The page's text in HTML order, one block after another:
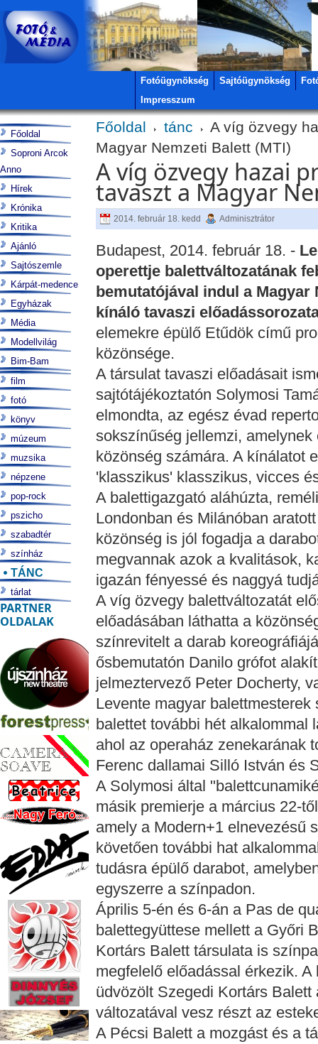
Fotóügynökség Sajtóügynökség
Impresszum
Főoldal tánc
A víg özvegy
Magyar Nemzeti Balett (MTI)
A víg özvegy hazai
tavaszt a Magyar
2014. február 18. kedd Adminisztrátor
Budapest, 2014. február 18. -
operettje balettváltozatának
bemutatójával indul a
kínáló tavaszi
elemekre épülő Etűdök című
közönsége.
A társulat tavaszi előadásait
sajtótájékoztatón Solymosi
elmondta, az egész évad
sokszínűség jellemzi,
közönség számára. A kínálatot
'klasszikus' klasszikus, vicces
A balettigazgató aláhúzta,
Londonban és Milánóban
közönség is jól fogadja a
megvannak azok a kvalitások,
igazán fényessé és naggyá
A víg özvegy balettváltozatát
előadásában láthatta a
színrevitelt a darab
ősbemutatón Danilo grófot
jelmeztervező Peter Docherty,
Levente magyar
balettet további hét alkalommal
ahol az operaház zenekarának
Ferenc dallamai Silló István és
A Solymosi által
másik premierje a március 22-
amely a Modern+1 elnevezésű
követően további hat
tudásra épülő darabot,
egyszerre a színpadon.
Április 5-én és 6-án a Pas de
balettegyüttese mellett a Győri
Kortárs Balett társulata is
megfelelő előadással érkezik.
üdvözölt Szegedi Kortárs
változatával vesz részt az
A Pécsi Balett a mozgást és a
Főoldal
Soproni Arcok
Anno
Hírek
Krónika
Kritika
Ajánló
Sajtószemle
Kárpát-medence
Egyházak
Média
Modellvilág
Bim-Bam
film
fotó
könyv
múzeum
muzsika
népzene
pop-rock
pszicho
szabadtér
színház
TÁNC
tárlat
PARTNER
OLDALAK